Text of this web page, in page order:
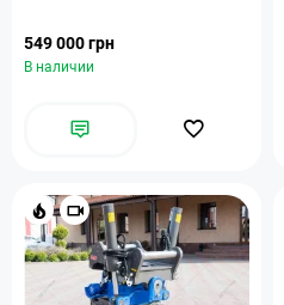
549 000 грн
В наличии